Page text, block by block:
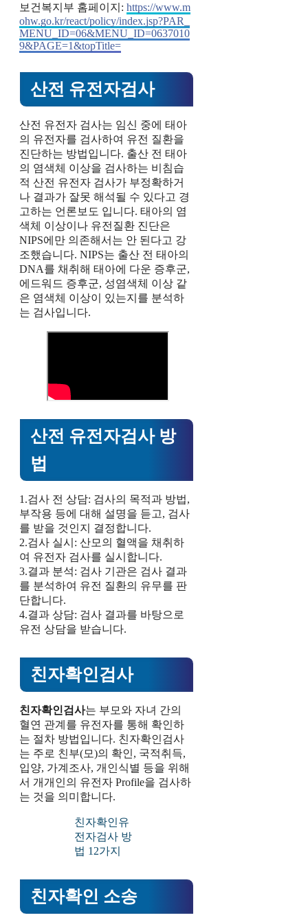
보건복지부 홈페이지: https://www.m
ohw.go.kr/react/policy/index.jsp?PAR_
MENU_ID=06&MENU_ID=0637010
9&PAGE=1&topTitle=
산전 유전자검사
산전 유전자 검사는 임신 중에 태아
의 유전자를 검사하여 유전 질환을
진단하는 방법입니다. 출산 전 태아
의 염색체 이상을 검사하는 비침습
적 산전 유전자 검사가 부정확하거
나 결과가 잘못 해석될 수 있다고 경
고하는 언론보도 입니다. 태아의 염
색체 이상이나 유전질환 진단은
NIPS에만 의존해서는 안 된다고 강
조했습니다. NIPS는 출산 전 태아의
DNA를 채취해 태아에 다운 증후군,
에드워드 증후군, 성염색체 이상 같
은 염색체 이상이 있는지를 분석하
는 검사입니다.
산전 유전자검사 방
법
1.검사 전 상담: 검사의 목적과 방법,
부작용 등에 대해 설명을 듣고, 검사
를 받을 것인지 결정합니다.
2.검사 실시: 산모의 혈액을 채취하
여 유전자 검사를 실시합니다.
3.결과 분석: 검사 기관은 검사 결과
를 분석하여 유전 질환의 유무를 판
단합니다.
4.결과 상담: 검사 결과를 바탕으로
유전 상담을 받습니다.
친자확인검사
친자확인검사는 부모와 자녀 간의
혈연 관계를 유전자를 통해 확인하
는 절차 방법입니다. 친자확인검사
는 주로 친부(모)의 확인, 국적취득,
입양, 가계조사, 개인식별 등을 위해
서 개개인의 유전자 Profile을 검사하
는 것을 의미합니다.
친자확인유
전자검사 방
법 12가지
친자확인 소송